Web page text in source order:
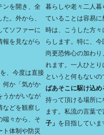
ンを開き、全
。外から、
てソファーに
報を見ながら
、今度は直接
何か「気がか
うかがいなが
などを観察し
端々から、そ
ト体制や防災
暮らしや老々二人暮
ていることは容易
時は、こうした方
らします。特に、
尚更恐怖心の加わ
れます。一人ひと
というと何もないの
ばあそこに駆け込め
持って頂ける場所
ます。私流の言葉で
子」 を目指していま